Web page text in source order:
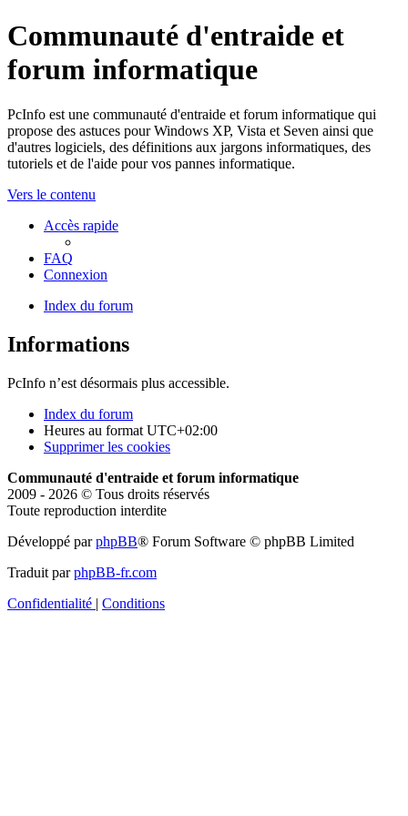
Communauté d'entraide et
forum informatique
PcInfo est une communauté d'entraide et forum informatique qui
propose des astuces pour Windows XP, Vista et Seven ainsi que
d'autres logiciels, des définitions aux jargons informatiques, des
tutoriels et de l'aide pour vos pannes informatique.
Vers le contenu
Accès rapide
FAQ
Connexion
Index du forum
Informations
PcInfo n’est désormais plus accessible.
Index du forum
Heures au format UTC+02:00
Supprimer les cookies
Communauté d'entraide et forum informatique
2009 - 2026 © Tous droits réservés
Toute reproduction interdite
Développé parphpBB® Forum Software © phpBB Limited
Traduit parphpBB-fr.com
Confidentialité | Conditions